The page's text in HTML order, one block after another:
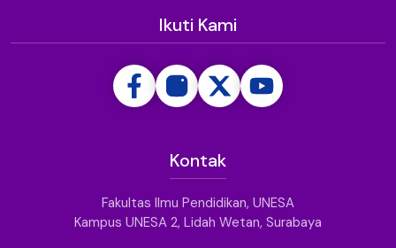
Ikuti Kami
Kontak
Fakultas Ilmu Pendidikan, UNESA
Kampus UNESA 2, Lidah Wetan, Surabaya